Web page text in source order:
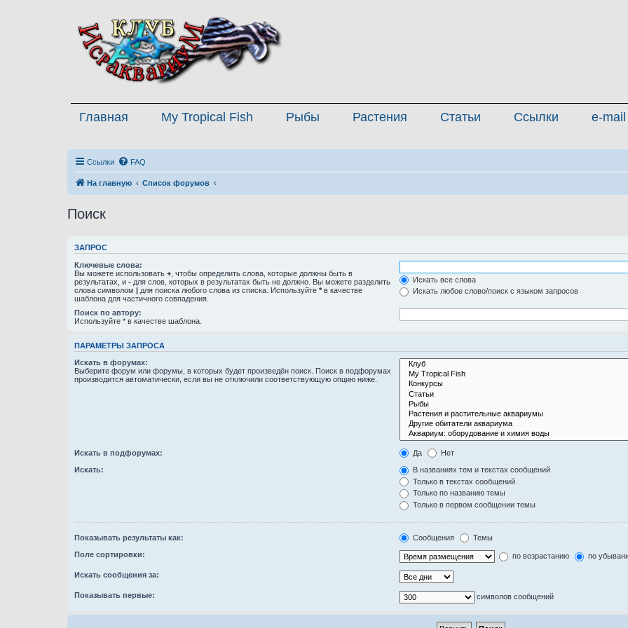
Главная My Tropical Fish Рыбы Растения Статьи Ссылки e-mail
Ссылки FAQ
На главную Список форумов
Поиск
ЗАПРОС
Ключевые слова:
Вы можете использовать + , чтобы определить слова, которые должны быть в
результатах, и - для слов, которых в результатах быть не должно. Вы можете разделить
слова символом | для поиска любого слова из списка. Используйте * в качестве
шаблона для частичного совпадения.
Искать все слова
Искать любое слово/поиск с языком запросов
Поиск по автору:
Используйте * в качестве шаблона.
ПАРАМЕТРЫ ЗАПРОСА
Искать в форумах:
Выберите форум или форумы, в которых будет произведён поиск. Поиск в подфорумах
производится автоматически, если вы не отключили соответствующую опцию ниже.
Искать в подфорумах: Да Нет
Искать:
В названиях тем и текстах сообщений
Только в текстах сообщений
Только по названию темы
Только в первом сообщении темы
Показывать результаты как: Сообщения Темы
Поле сортировки: по возрастанию по
Искать сообщения за:
Показывать первые: символов сообщений